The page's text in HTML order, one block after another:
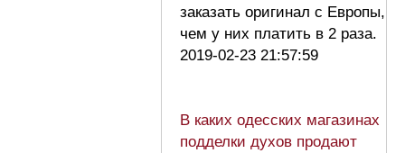
заказать оригинал с Европы,
чем у них платить в 2 раза.
2019-02-23 21:57:59
В каких одесских магазинах
подделки духов продают